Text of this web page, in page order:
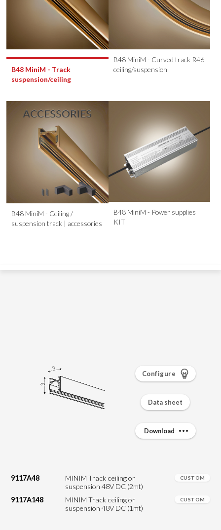
9117A48
MINIM Track ceiling or
suspension 48V DC (2mt)
CUSTOM
9117A148
MINIM Track ceiling or
suspension 48V DC (1mt)
CUSTOM
Configure
Data sheet
Download